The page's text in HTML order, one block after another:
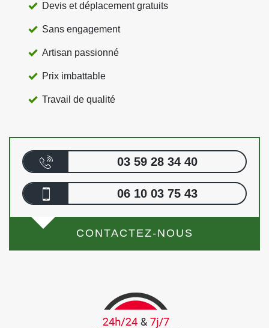
Devis et déplacement gratuits
Sans engagement
Artisan passionné
Prix imbattable
Travail de qualité
03 59 28 34 40
06 10 03 75 43
CONTACTEZ-NOUS